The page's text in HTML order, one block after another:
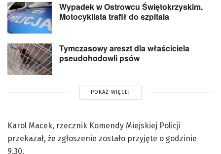
Wypadek w Ostrowcu Świętokrzyskim.
Motocyklista trafił do szpitala
Tymczasowy areszt dla właściciela
pseudohodowli psów
POKAŻ WIĘCEJ
Karol Macek, rzecznik Komendy Miejskiej Policji
przekazał, że zgłoszenie zostało przyjęte o godzinie
9.30.